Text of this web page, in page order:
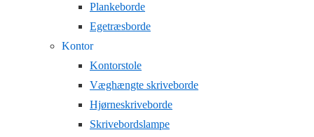
Plankeborde
Egetræsborde
Kontor
Kontorstole
Væghængte skriveborde
Hjørneskriveborde
Skrivebordslampe